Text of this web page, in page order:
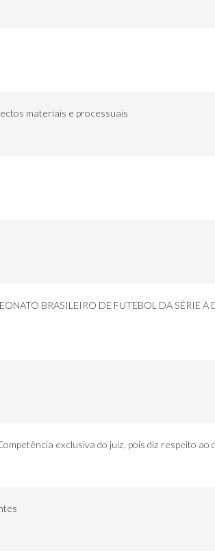
materiais e processuais
BRASILEIRO DE FUTEBOL DA SÉRIE A
exclusiva do juiz, pois diz respeito ao